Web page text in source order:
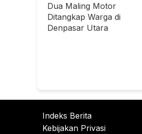
Dua Maling Motor
Ditangkap Warga di
Denpasar Utara
Indeks Berita
Kebijakan Privasi